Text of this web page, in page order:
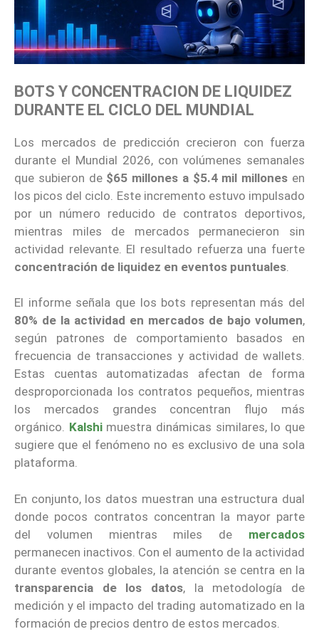
BOTS Y CONCENTRACION DE LIQUIDEZ
DURANTE EL CICLO DEL MUNDIAL
Los mercados de predicción crecieron con fuerza
durante el Mundial 2026, con volúmenes semanales
que subieron de $65 millones a $5.4 mil millones en
los picos del ciclo. Este incremento estuvo impulsado
por un número reducido de contratos deportivos,
mientras miles de mercados permanecieron sin
actividad relevante. El resultado refuerza una fuerte
concentración de liquidez en eventos puntuales
El informe señala que los bots representan más del
80% de la actividad en mercados de bajo volumen,
según patrones de comportamiento basados en
frecuencia de transacciones y actividad de wallets.
Estas cuentas automatizadas afectan de forma
desproporcionada los contratos pequeños, mientras
los mercados grandes concentran flujo más
orgánico. Kalshi muestra dinámicas similares, lo que
sugiere que el fenómeno no es exclusivo de una sola
plataforma.
En conjunto, los datos muestran una estructura dual
donde pocos contratos concentran la mayor parte
del volumen mientras miles de mercados
permanecen inactivos. Con el aumento de la actividad
durante eventos globales, la atención se centra en la
transparencia de los datos, la metodología de
medición y el impacto del trading automatizado en la
formación de precios dentro de estos mercados.